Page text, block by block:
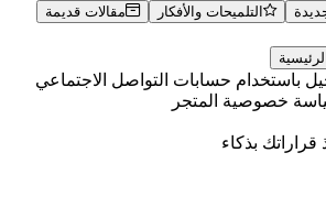
التلميحات والأفكار
مقالات قديمة
باستخدام حسابات التواصل الاجتماعي
خصوصية المتجر
قراراتك بذكاء